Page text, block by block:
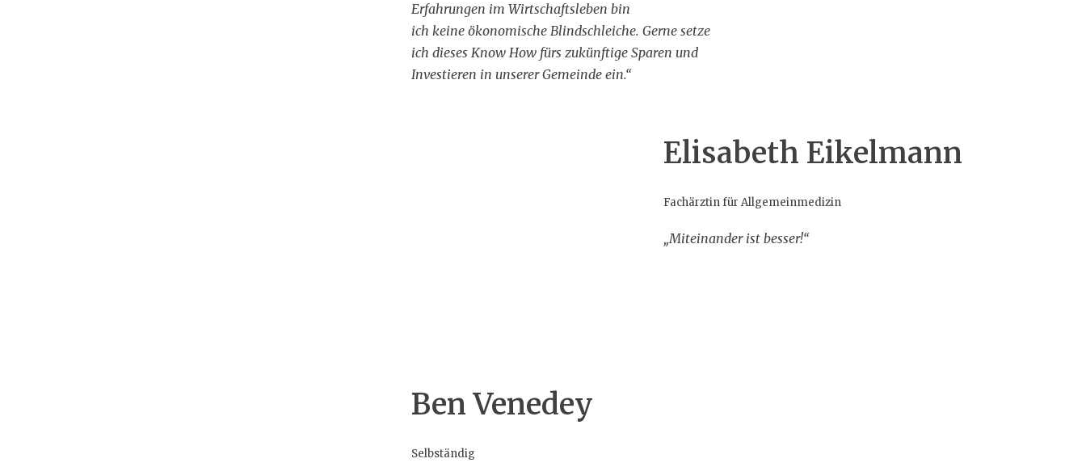
Erfahrungen im Wirtschaftsleben bin
ich keine ökonomische Blindschleiche. Gerne setze
ich dieses Know How fürs zukünftige Sparen und
Investieren in unserer Gemeinde ein.“
Elisabeth Eikelmann
Fachärztin für Allgemeinmedizin
„Miteinander ist besser!“
Ben Venedey
Selbständig